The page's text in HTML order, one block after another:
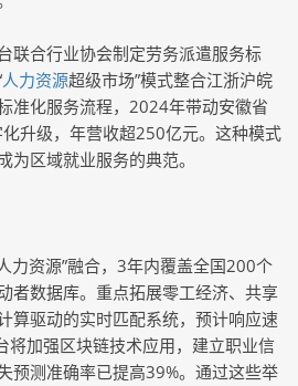
联合行业协会制定劳务派遣服务标
人力资源超级市场”模式整合江浙沪皖
准化服务流程，2024年带动安徽省
升级，年营收超250亿元。这种模式
为区域就业服务的典范。
力资源”融合，3年内覆盖全国200个
者数据库。重点拓展零工经济、共享
算驱动的实时匹配系统，预计响应速
将加强区块链技术应用，建立职业信
预测准确率已提高39%。通过这些举